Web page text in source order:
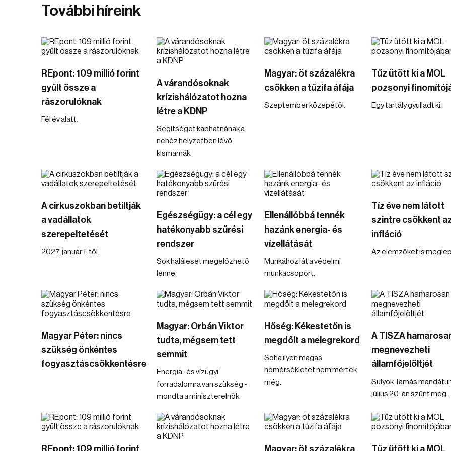
További híreink
REpont: 109 millió forint
gyűlt össze a
rászorulóknak
Fél év alatt.
A várandósoknak
krízishálózatot hozna
létre a KDNP
Segítséget kaphatnának a
nehéz helyzetben lévő
kismamák.
Magyar: öt százalékra
csökken a tűzifa áfája
Szeptember közepétől.
Tűz ütött ki a MOL
pozsonyi
Egy tartály gyulladt ki.
A cirkuszokban betiltják
a vadállatok
szerepeltetését
2027. január 1-től.
Egészségügy: a cél egy
hatékonyabb szűrési
rendszer
Sok haláleset megelőzhető
lenne.
Ellenállóbbá tennék
hazánk energia- és
vízellátását
Munkához lát a védelmi
munkacsoport.
Tíz éve nem látott
szintre csökkent
infláció
Az elemzőket is
Magyar Péter: nincs
szükség önkéntes
fogyasztáscsökkentésre
Magyar: Orbán Viktor
tudta, mégsem tett
semmit
Energia- és vízügyi
forradalomra van szükség -
mondta a miniszterelnök.
Hőség: Kékestetőn is
megdőlt a melegrekord
Soha ilyen magas
hőmérsékletet nem mértek
még.
A TISZA
megnevezheti
államfőjelöltjét
Sulyok Tamás
július 20-án szűnt meg.
REpont: 109 millió forint Magyar: öt százalékra Tűz ütött ki a MOL